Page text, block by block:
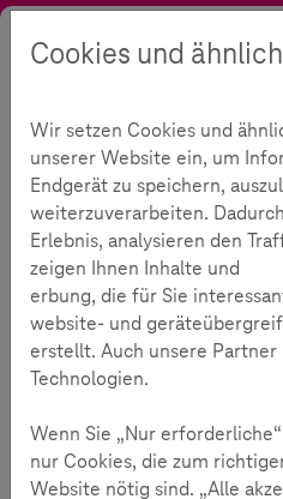
Gaming – Wo der Spaß aufhört
Gaming -
233
In dem Video geht es um
gemeine Worte.
Das führt zu Ärger oder
Cookies und
Wir setzen Cookies und
unserer Website ein, um
Endgerät zu speichern,
weiterzuverarbeiten.
Erlebnis, analysieren den
zeigen Ihnen Inhalte und
erbung, die für Sie
website- und
erstellt. Auch unsere Partner
Technologien.
Wenn Sie „Nur
nur Cookies, die zum
Website nötig sind. „Alle